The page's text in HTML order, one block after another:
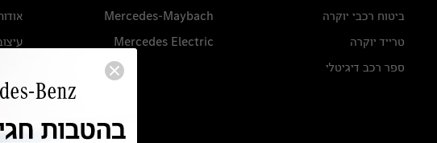
ביטוח רכבי יוקרה
טרייד יוקרה
ספר רכב דיגיטלי
Mercedes-Maybach
Mercedes Electric